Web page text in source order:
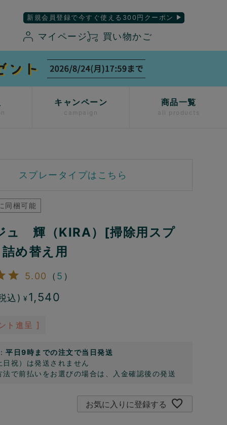
新規会員登録で今すぐ使える300円クーポン
マイページ 買い物かご
キャンペーン
campaign
商品一覧
all products
スプレータイプはこちら
同梱可能
ュ 輝（KIRA）[掃除用スプ
め替え用
5.00 （ 5 ）
込) ¥ 1,540
ト進呈 ]
平日9時までの注文で当日発送
日祝）は発送されません
法で前払いをお選びの場合は、入金確認後の発送
お気に入りに登録する